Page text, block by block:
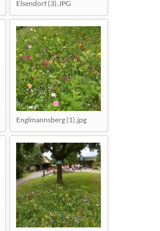
Elsendorf (3).JPG
Englmannsberg (1).jpg